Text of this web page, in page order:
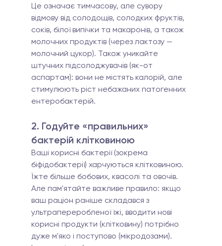
Це означає тимчасову, але сувору
відмову від солодощів, солодких фруктів,
соків, білої випічки та макаронів, а також
молочних продуктів (через лактозу —
молочний цукор). Також уникайте
штучних підсолоджувачів (як-от
аспартам): вони не містять калорій, але
стимулюють ріст небажаних патогенних
ентеробактерій.
2. Годуйте «правильних»
бактерій клітковиною
Ваші корисні бактерії (зокрема
біфідобактерії) харчуються клітковиною.
Їжте більше бобових, квасолі та овочів.
Але пам'ятайте важливе правило: якщо
ваш раціон раніше складався з
ультрапереробленої їжі, вводити нові
корисні продукти (клітковину) потрібно
дуже м'яко і поступово (мікродозами).